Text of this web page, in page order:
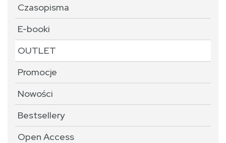
Czasopisma
E-booki
OUTLET
Promocje
Nowości
Bestsellery
Open Access